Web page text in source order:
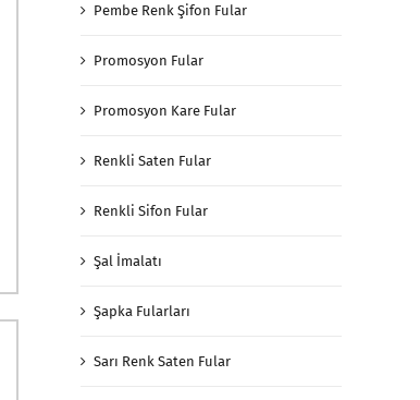
Pembe Renk Şifon Fular
Promosyon Fular
Promosyon Kare Fular
Renkli Saten Fular
Renkli Sifon Fular
Şal İmalatı
Şapka Fularları
Sarı Renk Saten Fular